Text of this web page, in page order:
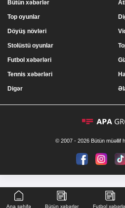
Bütün xəbərlər
Top oyunlar
Döyüş növləri
Stolüstü oyunlar
Futbol xəbərləri
Tennis xəbərləri
Digər
© 2007 - 2026 Bütün müəllif
Ana səhifə Bütün xəbərlər Futbol